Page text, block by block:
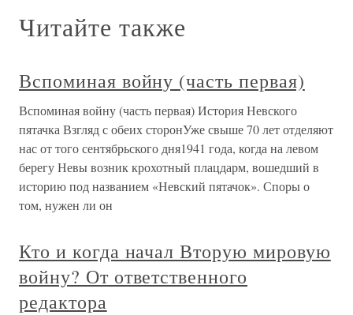
Читайте также
Вспоминая войну (часть первая)
Вспоминая войну (часть первая) История Невского
пятачка Взгляд с обеих сторонУже свыше 70 лет отделяют
нас от того сентябрьского дня1941 года, когда на левом
берегу Невы возник крохотный плацдарм, вошедший в
историю под названием «Невский пятачок». Споры о
том, нужен ли он
Кто и когда начал Вторую мировую
войну? От ответственного
редактора